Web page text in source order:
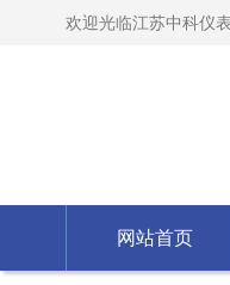
欢迎光临江苏中科仪
网站首页